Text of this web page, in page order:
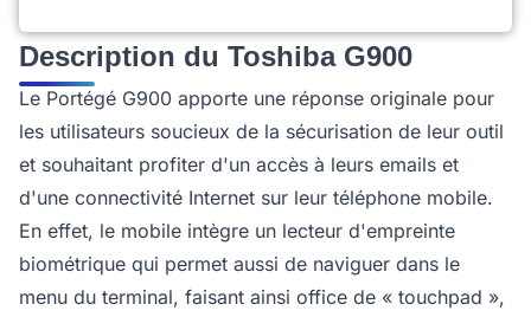
Description du Toshiba G900
Le Portégé G900 apporte une réponse originale pour
les utilisateurs soucieux de la sécurisation de leur outil
et souhaitant profiter d'un accès à leurs emails et
d'une connectivité Internet sur leur téléphone mobile.
En effet, le mobile intègre un lecteur d'empreinte
biométrique qui permet aussi de naviguer dans le
menu du terminal, faisant ainsi office de « touchpad »,